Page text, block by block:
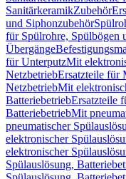
SanitärkeramikZubehör
und Siphonzubehör
für Spülrohre, Spülbögen
Übergänge
für UnterputzMit
NetzbetriebErsatzteile für
NetzbetriebMit
BatteriebetriebErsatzteile
BatteriebetriebMit
pneumatischer
elektronischer
elektronischer
Spülauslösung,